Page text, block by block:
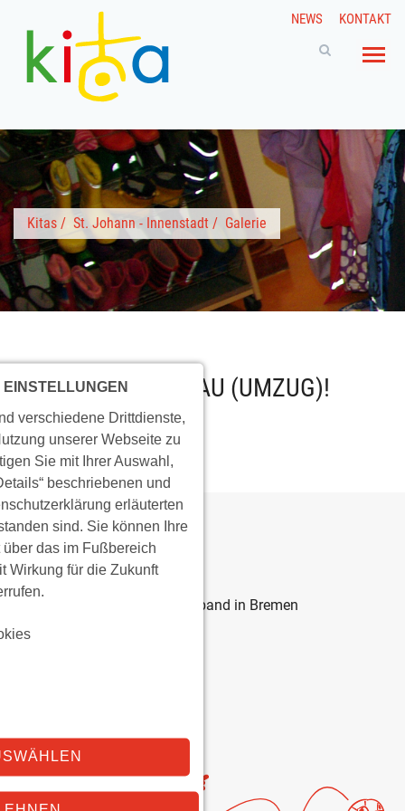
NEWS KONTAKT
Kitas / St. Johann - Innenstadt / Galerie
ZUR ZEIT IM AUFBAU (UMZUG)!
KONTAKT
Katholischer Gemeindeverband in Bremen
verschiedene Drittdienste,
unserer Webseite zu
Sie mit Ihrer Auswahl,
beschriebenen und
erläuterten
sind. Sie können Ihre
das im Fußbereich
Wirkung für die Zukunft